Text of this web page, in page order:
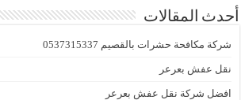
أحدث المقالات
شركة مكافحة حشرات بالقصيم 0537315337
نقل عفش بعرعر
افضل شركة نقل عفش بعرعر